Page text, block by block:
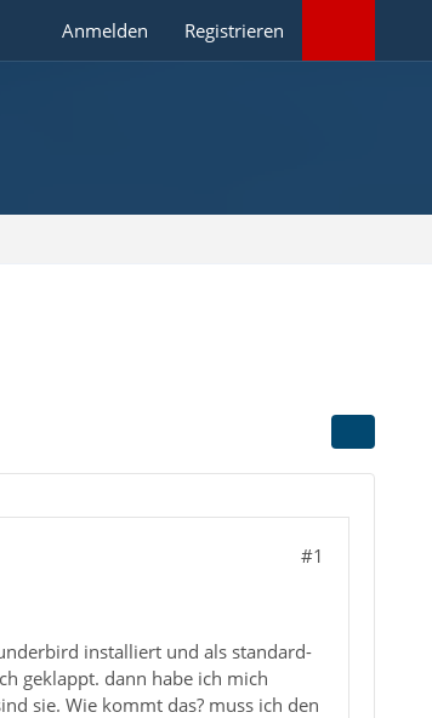
Anmelden Registrieren
#1
installiert und als standard-
geklappt. dann habe ich mich
sie. Wie kommt das? muss ich den